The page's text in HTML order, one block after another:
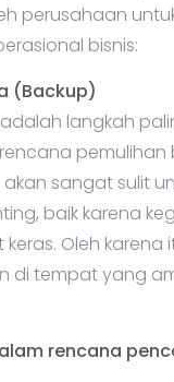
perusahaan
bisnis:
(Backup)
langkah
sangat sulit
baik karena
keras. Oleh
di tempat yang
rencana